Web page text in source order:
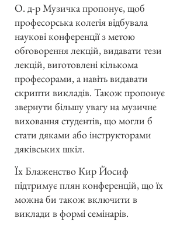
О. д-р Музичка пропонує, щоб
професорська колегія відбувала
наукові конференції з метою
обговорення лекцій, видавати тези
лекцій, виготовлені кількома
професорами, а навіть видавати
скрипти викладів. Також пропонує
звернути більшу увагу на музичне
виховання студентів, що могли б
стати дяками або інструкторами
дяківських шкіл.
Їх Блаженство Кир Йосиф
підтримує плян конференцій, що їх
можна би також включити в
виклади в формі семінарів.